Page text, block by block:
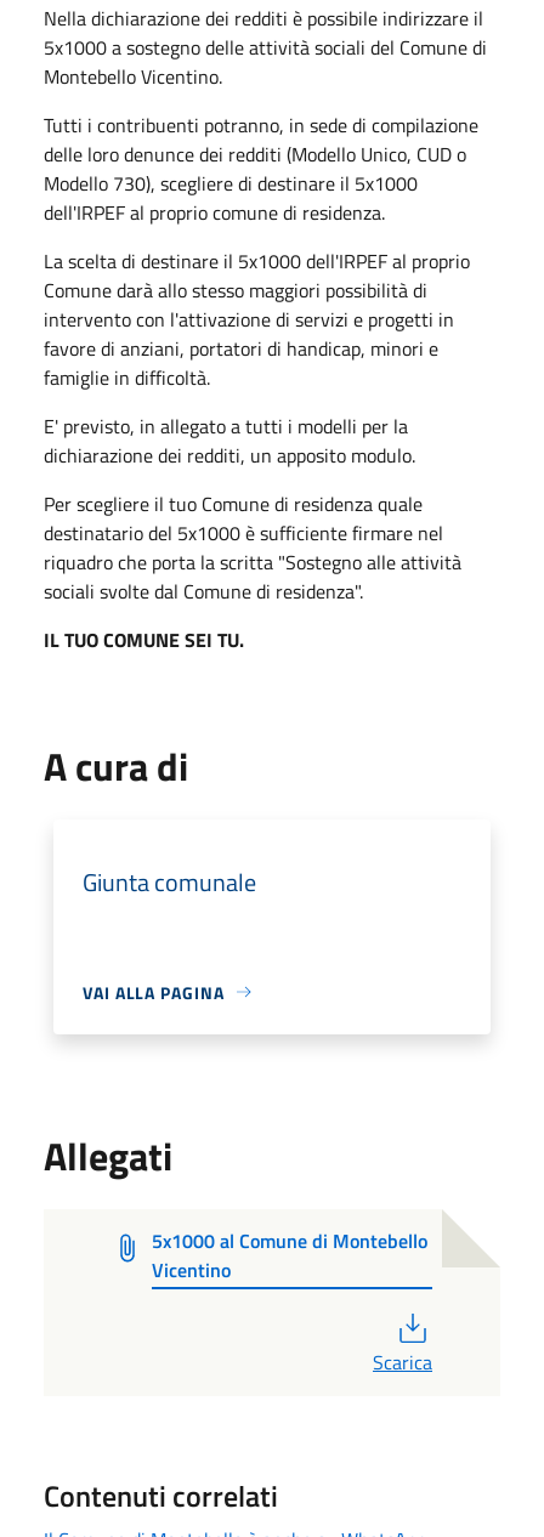
Nella dichiarazione dei redditi è possibile indirizzare il
5x1000 a sostegno delle attività sociali del Comune di
Montebello Vicentino.
Tutti i contribuenti potranno, in sede di compilazione
delle loro denunce dei redditi (Modello Unico, CUD o
Modello 730), scegliere di destinare il 5x1000
dell'IRPEF al proprio comune di residenza.
La scelta di destinare il 5x1000 dell'IRPEF al proprio
Comune darà allo stesso maggiori possibilità di
intervento con l'attivazione di servizi e progetti in
favore di anziani, portatori di handicap, minori e
famiglie in difficoltà.
E' previsto, in allegato a tutti i modelli per la
dichiarazione dei redditi, un apposito modulo.
Per scegliere il tuo Comune di residenza quale
destinatario del 5x1000 è sufficiente firmare nel
riquadro che porta la scritta "Sostegno alle attività
sociali svolte dal Comune di residenza".
IL TUO COMUNE SEI TU.
A cura di
Giunta comunale
VAI ALLA PAGINA
Allegati
5x1000 al Comune di Montebello
Vicentino
Scarica
Contenuti correlati